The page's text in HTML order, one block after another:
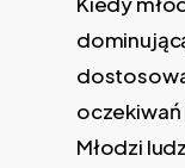
Młodzi